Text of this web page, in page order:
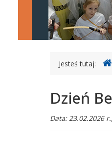
Gdzie
Jesteś tutaj:
Dzień
Data: 23.02.2026